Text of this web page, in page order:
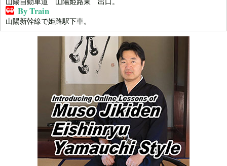
By Train
山陽新幹線で姫路駅下車。